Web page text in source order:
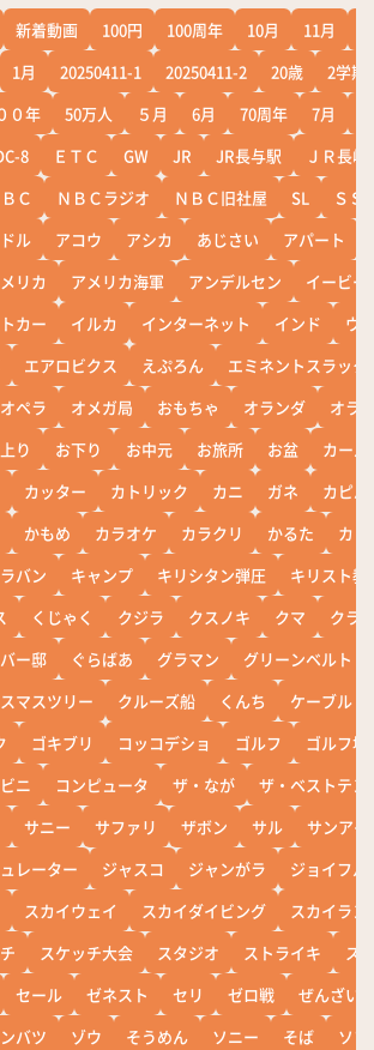
新着動画 100円 100周年 10月 11月
1月 20250411-1 20250411-2 20歳
2学期
０年 50万人 ５月 6月 70周年 7月
8 ＥＴＣ GW JR JR長与駅
ＪＲ長崎
Ｃ ＮＢＣラジオ ＮＢＣ旧社屋 SL
ＳＳ
ル アコウ アシカ あじさい アパート
リカ アメリカ海軍 アンデルセン
イービー
カー イルカ インターネット インド
ウ
エアロビクス えぷろん
エミネントスラック
オペラ オメガ局 おもちゃ オランダ
オラ
り お下り お中元 お旅所 お盆
カー
カッター カトリック カニ ガネ
カピバ
かもめ カラオケ カラクリ かるた
カレ
バン キャンプ キリシタン弾圧
キリスト教
くじゃく クジラ クスノキ クマ
クラ
ー邸 ぐらばあ グラマン
グリーンベルト
マスツリー クルーズ船 くんち
ケーブル
ゴキブリ コッコデショ ゴルフ
ゴルフ場
ニ コンピュータ ザ・なが
ザ・ベストテン
サニー サファリ ザボン サル
サンアイ
レーター ジャスコ ジャンがラ
ジョイフル
スカイウェイ スカイダイビング
スカイラン
スケッチ大会 スタジオ ストライキ
ス
セール ゼネスト セリ ゼロ戦
ぜんざい
バツ ゾウ そうめん ソニー そば
ソ